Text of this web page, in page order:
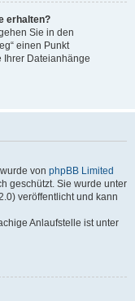
erhalten?
Sie in den
einen Punkt
Ihrer Dateianhänge
von phpBB Limited
geschützt. Sie wurde unter
veröffentlicht und kann
Anlaufstelle ist unter